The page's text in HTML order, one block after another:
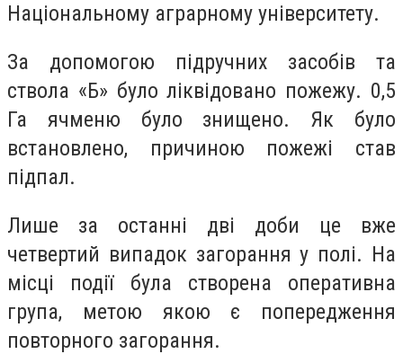
Національному аграрному університету.
За допомогою підручних засобів та
ствола «Б» було ліквідовано пожежу. 0,5
Га ячменю було знищено. Як було
встановлено, причиною пожежі став
підпал.
Лише за останні дві доби це вже
четвертий випадок загорання у полі. На
місці події була створена оперативна
група, метою якою є попередження
повторного загорання.